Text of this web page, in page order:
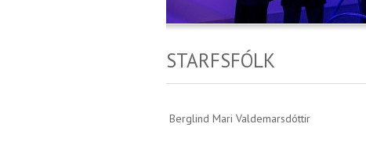
STARFSFÓLK
Berglind Mari Valdemarsdóttir